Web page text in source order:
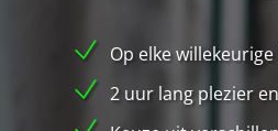
Op elke
2 uur lang plezier